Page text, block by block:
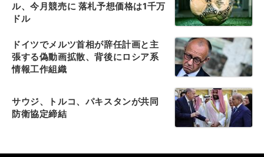
ル、今月競売に 落札予想価格は1千万
ドル
ドイツでメルツ首相が辞任計画と主
張する偽動画拡散、背後にロシア系
情報工作組織
サウジ、トルコ、パキスタンが共同
防衛協定締結